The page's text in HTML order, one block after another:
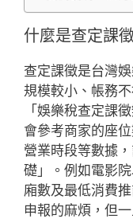
什麼是查定課
查定課徵是台灣
規模較小、帳務
「娛樂稅查定課
會參考商家的座
營業時段等數據
礎」。例如電影
廂數及最低消費
申報的麻煩，但